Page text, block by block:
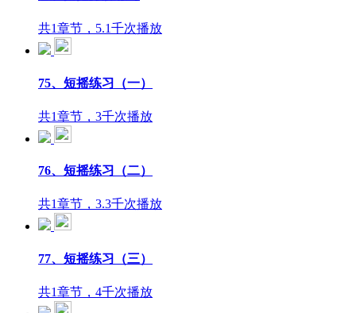
共1章节，5.1千次播放
75、短摇练习（一）
共1章节，3千次播放
76、短摇练习（二）
共1章节，3.3千次播放
77、短摇练习（三）
共1章节，4千次播放